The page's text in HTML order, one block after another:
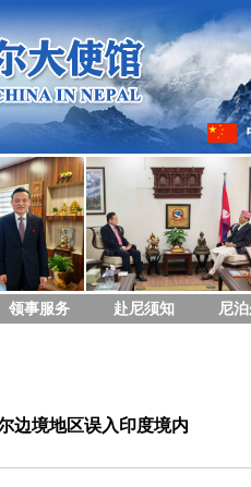
领事服务 赴尼须知 尼
边境地区误入印度境内